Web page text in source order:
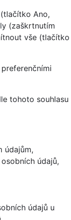
Ano,
(zaškrtnutím
vše (tlačítko
tohoto souhlasu
údajům,
údajů,
údajů u